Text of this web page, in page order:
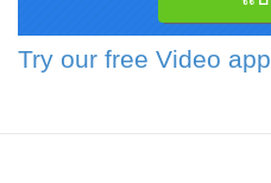
Try our free Video app